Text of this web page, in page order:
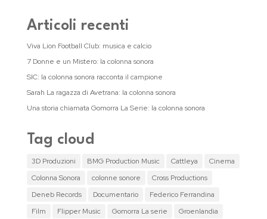
Articoli recenti
Viva Lion Football Club: musica e calcio
7 Donne e un Mistero: la colonna sonora
SIC: la colonna sonora racconta il campione
Sarah La ragazza di Avetrana: la colonna sonora
Una storia chiamata Gomorra La Serie: la colonna sonora
Tag cloud
3D Produzioni BMG Production Music Cattleya
Cinema
Colonna Sonora
colonne sonore
Cross Productions
Deneb Records
Documentario
Federico Ferrandina
Film
Flipper Music Gomorra La serie
Groenlandia